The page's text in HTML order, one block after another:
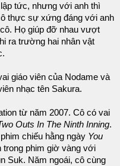
tức, nhưng với anh thì
thực sự xứng đáng với anh
Họ giúp đỡ nhau vượt
ra trường hai nhân vật
giáo viên của Nodame và
nhạc tên Sakura.
từ năm 2007. Cô có vai
Outs In The Ninth Inning.
chiếu hằng ngày You
trong phim giờ vàng với
Suk. Năm ngoái, cô cùng